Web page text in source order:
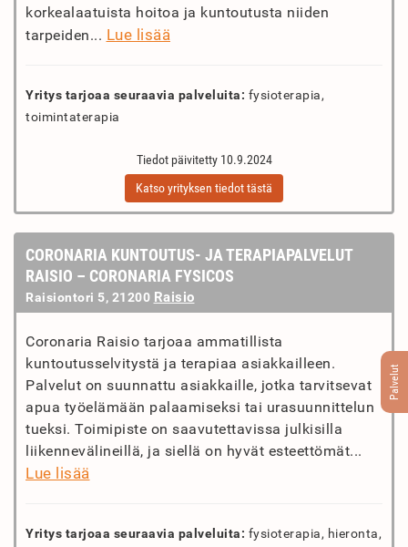
Palvelut
korkealaatuista hoitoa ja kuntoutusta niiden
tarpeiden... Lue lisää
Yritys tarjoaa seuraavia palveluita: fysioterapia,
toimintaterapia
Tiedot päivitetty 10.9.2024
Katso yrityksen tiedot tästä
CORONARIA KUNTOUTUS- JA TERAPIAPALVELUT
RAISIO – CORONARIA FYSICOS
Raisiontori 5, 21200 Raisio
Coronaria Raisio tarjoaa ammatillista
kuntoutusselvitystä ja terapiaa asiakkailleen.
Palvelut on suunnattu asiakkaille, jotka tarvitsevat
apua työelämään palaamiseksi tai urasuunnittelun
tueksi. Toimipiste on saavutettavissa julkisilla
liikennevälineillä, ja siellä on hyvät esteettömät...
Lue lisää
Yritys tarjoaa seuraavia palveluita: fysioterapia, hieronta,